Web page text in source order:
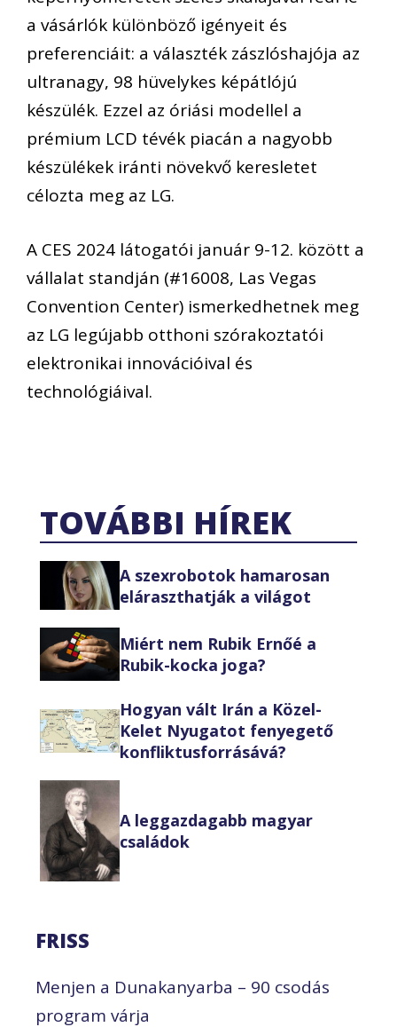
a vásárlók különböző igényeit és
preferenciáit: a választék zászlóshajója az
ultranagy, 98 hüvelykes képátlójú
készülék. Ezzel az óriási modellel a
prémium LCD tévék piacán a nagyobb
készülékek iránti növekvő keresletet
célozta meg az LG.
A CES 2024 látogatói január 9-12. között a
vállalat standján (#16008, Las Vegas
Convention Center) ismerkedhetnek meg
az LG legújabb otthoni szórakoztatói
elektronikai innovációival és
technológiáival.
TOVÁBBI HÍREK
A szexrobotok hamarosan
eláraszthatják a világot
Miért nem Rubik Ernőé a
Rubik-kocka joga?
Hogyan vált Irán a Közel-
Kelet Nyugatot fenyegető
konfliktusforrásává?
A leggazdagabb magyar
családok
FRISS
Menjen a Dunakanyarba – 90 csodás
program várja